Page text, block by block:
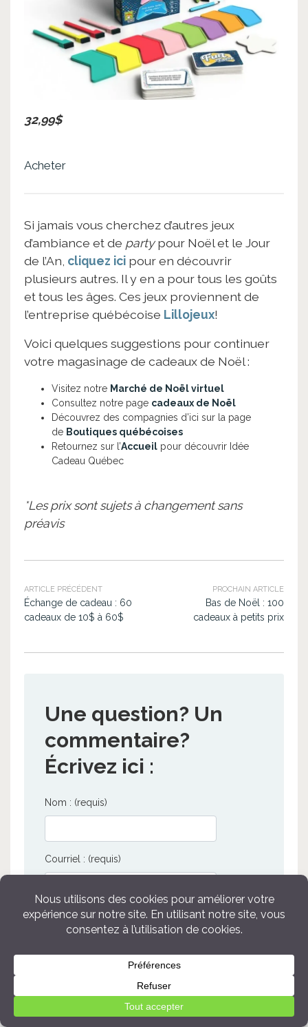
32,99$
Acheter
Si jamais vous cherchez d’autres jeux
d’ambiance et de partypour Noël et le Jour
de l’An, cliquez ici pour en découvrir
plusieurs autres. Il y en a pour tous les goûts
et tous les âges. Ces jeux proviennent de
l’entreprise québécoise Lillojeux!
Voici quelques suggestions pour continuer
votre magasinage de cadeaux de Noël :
Visitez notre Marché de Noël virtuel
Consultez notre page cadeaux de Noël
Découvrez des compagnies d’ici sur la page
de Boutiques québécoises
Retournez sur l’Accueil pour découvrir Idée
Cadeau Québec
*Les prix sont sujets à changement sans
préavis
ARTICLE PRÉCÉDENT
Échange de cadeau : 60
cadeaux de 10$ à 60$
PROCHAIN ARTICLE
Bas de Noël : 100
cadeaux à petits prix
Une question? Un
commentaire?
Écrivez ici :
Nom : (requis)
Courriel : (requis)
Message :